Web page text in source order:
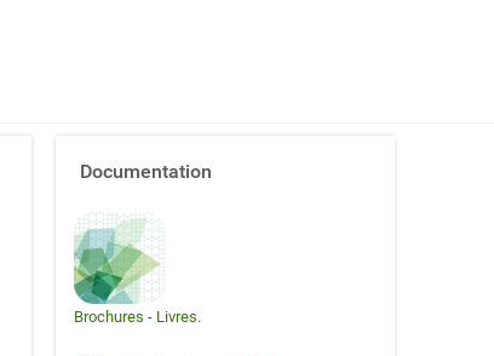
Documentation
Brochures - Livres.